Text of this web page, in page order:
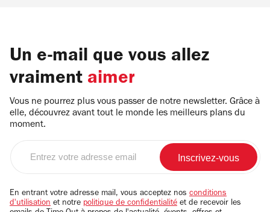
Un e-mail que vous allez
vraiment aimer
Vous ne pourrez plus vous passer de notre newsletter. Grâce à
elle, découvrez avant tout le monde les meilleurs plans du
moment.
email
En entrant votre adresse mail, vous acceptez nos conditions
d'utilisation et notre politique de confidentialité et de recevoir les